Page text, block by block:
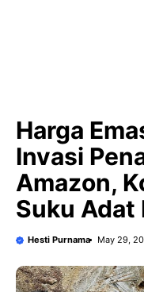
Harga
Invasi
Amazon,
Suku Adat
Hesti Purnama May 29,